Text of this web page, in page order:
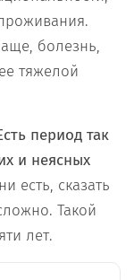
болезнь,
тяжелой
период так
и неясных
есть, сказать
Такой
лет.